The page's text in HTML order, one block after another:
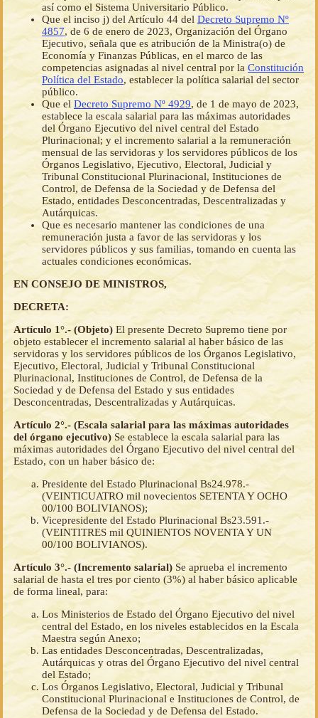
así como el Sistema Universitario Público.
Que el inciso j) del Artículo 44 del Decreto Supremo Nº
4857, de 6 de enero de 2023, Organización del Órgano
Ejecutivo, señala que es atribución de la Ministra(o) de
Economía y Finanzas Públicas, en el marco de las
competencias asignadas al nivel central por la Constitución
Política del Estado, establecer la política salarial del sector
público.
Que el Decreto Supremo Nº 4929, de 1 de mayo de 2023,
establece la escala salarial para las máximas autoridades
del Órgano Ejecutivo del nivel central del Estado
Plurinacional; y el incremento salarial a la remuneración
mensual de las servidoras y los servidores públicos de los
Órganos Legislativo, Ejecutivo, Electoral, Judicial y
Tribunal Constitucional Plurinacional, Instituciones de
Control, de Defensa de la Sociedad y de Defensa del
Estado, entidades Desconcentradas, Descentralizadas y
Autárquicas.
Que es necesario mantener las condiciones de una
remuneración justa a favor de las servidoras y los
servidores públicos y sus familias, tomando en cuenta las
actuales condiciones económicas.
EN CONSEJO DE MINISTROS,
DECRETA:
Artículo 1°.- (Objeto) El presente Decreto Supremo tiene por
objeto establecer el incremento salarial al haber básico de las
servidoras y los servidores públicos de los Órganos Legislativo,
Ejecutivo, Electoral, Judicial y Tribunal Constitucional
Plurinacional, Instituciones de Control, de Defensa de la
Sociedad y de Defensa del Estado y sus entidades
Desconcentradas, Descentralizadas y Autárquicas.
Artículo 2°.- (Escala salarial para las máximas autoridades
del órgano ejecutivo) Se establece la escala salarial para las
máximas autoridades del Órgano Ejecutivo del nivel central del
Estado, con un haber básico de:
Presidente del Estado Plurinacional Bs24.978.-
(VEINTICUATRO mil novecientos SETENTA Y OCHO
00/100 BOLIVIANOS);
Vicepresidente del Estado Plurinacional Bs23.591.-
(VEINTITRES mil QUINIENTOS NOVENTA Y UN
00/100 BOLIVIANOS).
Artículo 3°.- (Incremento salarial) Se aprueba el incremento
salarial de hasta el tres por ciento (3%) al haber básico aplicable
de forma lineal, para:
Los Ministerios de Estado del Órgano Ejecutivo del nivel
central del Estado, en los niveles establecidos en la Escala
Maestra según Anexo;
Las entidades Desconcentradas, Descentralizadas,
Autárquicas y otras del Órgano Ejecutivo del nivel central
del Estado;
Los Órganos Legislativo, Electoral, Judicial y Tribunal
Constitucional Plurinacional e Instituciones de Control, de
Defensa de la Sociedad y de Defensa del Estado.